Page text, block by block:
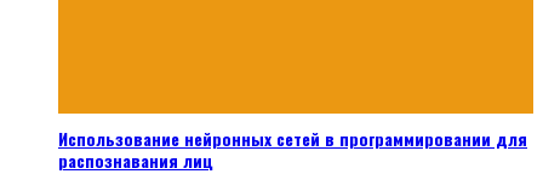
Использование нейронных сетей в программировании для
распознавания лиц